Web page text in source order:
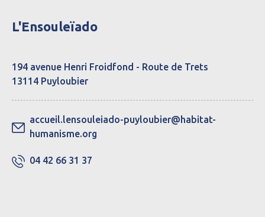
L'Ensouleïado
194 avenue Henri Froidfond - Route de Trets
13114 Puyloubier
accueil.lensouleiado-puyloubier@habitat-
humanisme.org
04 42 66 31 37